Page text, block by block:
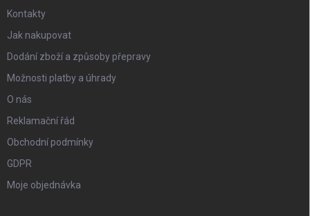
Kontakty
Jak nakupovat
Dodání zboží a způsoby přepravy
Možnosti platby a úhrady
O nás
Reklamační řád
Obchodní podmínky
GDPR
Moje objednávka